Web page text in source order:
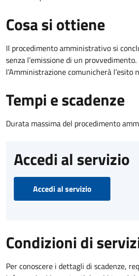
Cosa si ottiene
Il procedimento amministrativo si
senza l’emissione di un
l’Amministrazione comunicherà l’esito
Tempi e scadenze
Durata massima del procedimento
Accedi al servizio
Accedi al servizio
Condizioni di
Per conoscere i dettagli di scadenze,